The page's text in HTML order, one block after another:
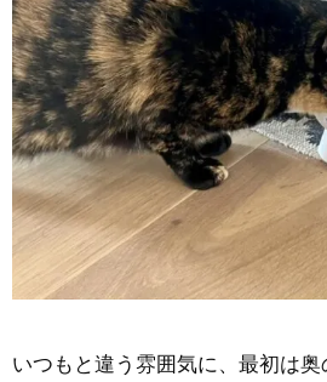
いつもと違う雰囲気に、最初は